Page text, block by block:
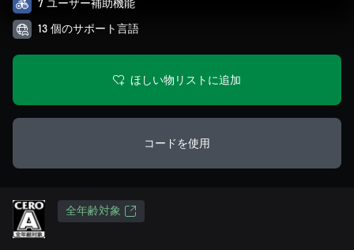
7 ユーザー補助機能
13 個のサポート言語
ほしい物リストに追加
コードを使用
全年齢対象